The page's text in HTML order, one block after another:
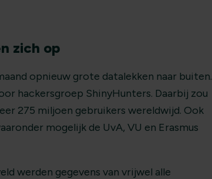
zich op
opnieuw grote datalekken naar buiten.
hackersgroep ShinyHunters. Daarbij zou
275 miljoen gebruikers wereldwijd. Ook
mogelijk de UvA, VU en Erasmus
werden gegevens van vrijwel alle